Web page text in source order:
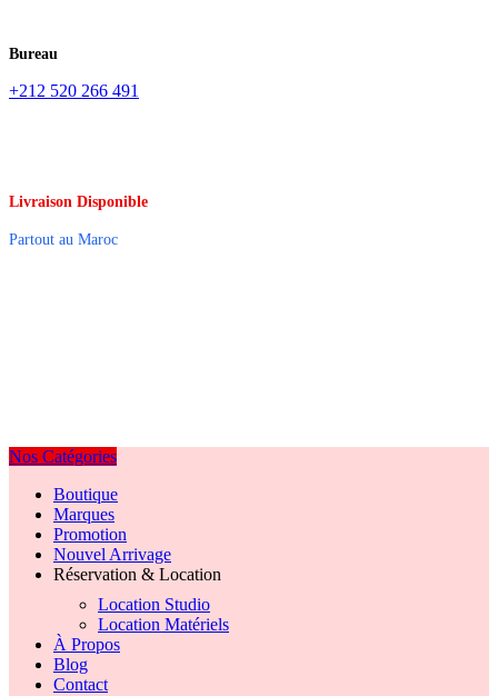
Bureau
+212 520 266 491
Livraison Disponible
Partout au Maroc
Nos Catégories
Boutique
Marques
Promotion
Nouvel Arrivage
Réservation & Location
Location Studio
Location Matériels
À Propos
Blog
Contact